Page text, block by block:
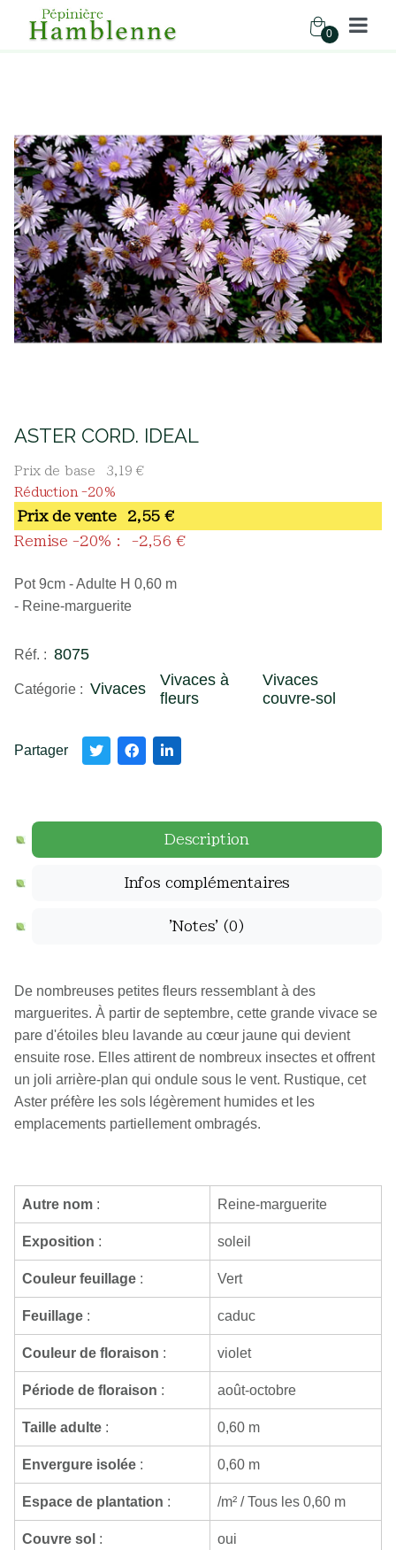
0
ASTER CORD. IDEAL
ASTER CORD. IDEAL
Prix de base
3,19 €
Réduction -20%
Prix ​​de vente
2,55 €
Remise -20% :
-2,56 €
Pot 9cm - Adulte H 0,60 m
- Reine-marguerite
Réf. : 8075
Catégorie : Vivaces
Vivaces à
fleurs
Vivaces
couvre-sol
Partager
Description
Infos complémentaires
'Notes' (0)
De nombreuses petites fleurs ressemblant à des
marguerites. À partir de septembre, cette grande vivace se
pare d'étoiles bleu lavande au cœur jaune qui devient
ensuite rose. Elles attirent de nombreux insectes et offrent
un joli arrière-plan qui ondule sous le vent. Rustique, cet
Aster préfère les sols légèrement humides et les
emplacements partiellement ombragés.
Autre nom : Reine-marguerite
Exposition : soleil
Couleur feuillage : Vert
Feuillage : caduc
Couleur de floraison : violet
Période de floraison : août-octobre
Taille adulte : 0,60 m
Envergure isolée : 0,60 m
Espace de plantation : /m² / Tous les 0,60 m
Couvre sol : oui